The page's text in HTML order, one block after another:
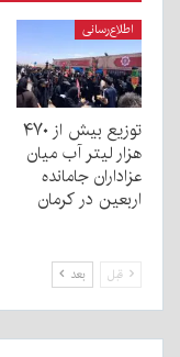
اطلاع‌رسانی
توزیع بیش از ۴۷۰
هزار لیتر آب میان
عزاداران جامانده
اربعین در کرمان
قبل بعد